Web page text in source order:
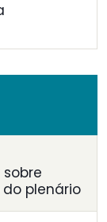
plenário